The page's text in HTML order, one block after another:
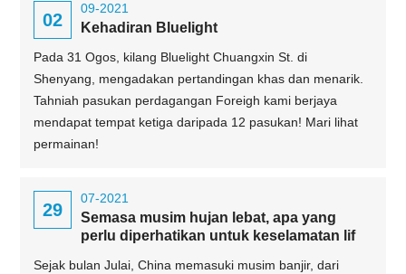
02
09-2021
Kehadiran Bluelight
Pada 31 Ogos, kilang Bluelight Chuangxin St. di
Shenyang, mengadakan pertandingan khas dan menarik.
Tahniah pasukan perdagangan Foreigh kami berjaya
mendapat tempat ketiga daripada 12 pasukan! Mari lihat
permainan!
29
07-2021
Semasa musim hujan lebat, apa yang
perlu diperhatikan untuk keselamatan lif
Sejak bulan Julai, China memasuki musim banjir, dari